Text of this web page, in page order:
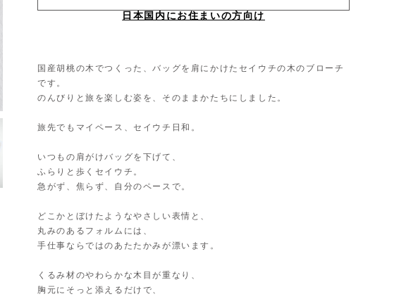
日本国内にお住まいの方向け
国産胡桃の木でつくった、バッグを肩にかけたセイウチの木のブローチ
です。
のんびりと旅を楽しむ姿を、そのままかたちにしました。
旅先でもマイペース、セイウチ日和。
いつもの肩がけバッグを下げて、
ふらりと歩くセイウチ。
急がず、焦らず、自分のペースで。
どこかとぼけたようなやさしい表情と、
丸みのあるフォルムには、
手仕事ならではのあたたかみが漂います。
くるみ材のやわらかな木目が重なり、
胸元にそっと添えるだけで、